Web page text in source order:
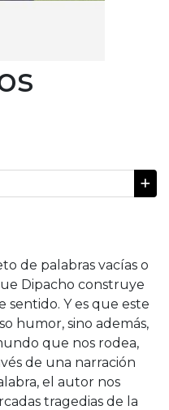
de palabras vacías o
Dipacho construye
sentido. Y es que este
humor, sino además,
que nos rodea,
de una narración
el autor nos
tragedias de la